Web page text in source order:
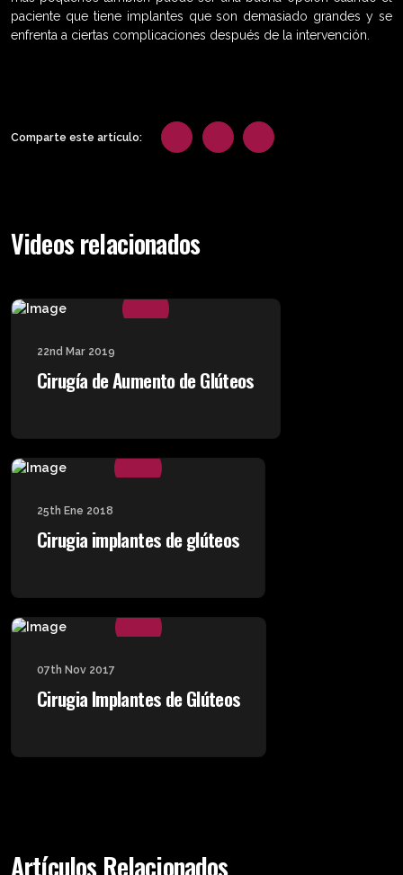
paciente que tiene implantes que son demasiado grandes y se
enfrenta a ciertas complicaciones después de la intervención.
Comparte este artículo:
Videos relacionados
22nd Mar 2019
Cirugía de Aumento de Glúteos
25th Ene 2018
Cirugia implantes de glúteos
07th Nov 2017
Cirugia Implantes de Glúteos
Artículos Relacionados